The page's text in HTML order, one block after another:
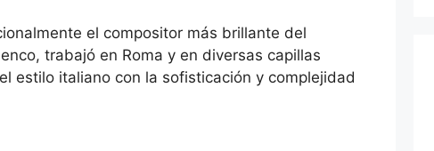
el compositor más brillante del
trabajó en Roma y en diversas capillas
estilo italiano con la sofisticación y complejidad